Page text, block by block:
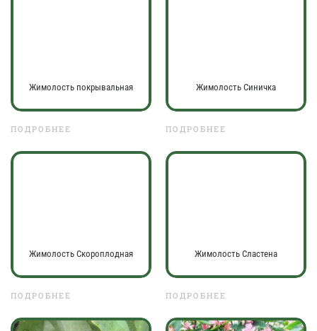
Жимолость покрывальная
ПОДРОБНЕЕ
Жимолость Синичка
ПОДРОБНЕЕ
Жимолость Скороплодная
ПОДРОБНЕЕ
Жимолость Сластена
ПОДРОБНЕЕ